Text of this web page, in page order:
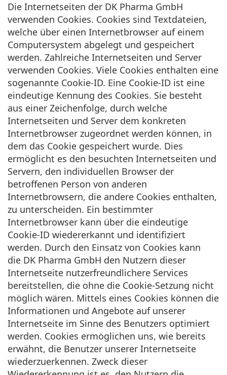
Die Internetseiten der DK Pharma GmbH
verwenden Cookies. Cookies sind Textdateien,
welche über einen Internetbrowser auf einem
Computersystem abgelegt und gespeichert
werden. Zahlreiche Internetseiten und Server
verwenden Cookies. Viele Cookies enthalten eine
sogenannte Cookie-ID. Eine Cookie-ID ist eine
eindeutige Kennung des Cookies. Sie besteht
aus einer Zeichenfolge, durch welche
Internetseiten und Server dem konkreten
Internetbrowser zugeordnet werden können, in
dem das Cookie gespeichert wurde. Dies
ermöglicht es den besuchten Internetseiten und
Servern, den individuellen Browser der
betroffenen Person von anderen
Internetbrowsern, die andere Cookies enthalten,
zu unterscheiden. Ein bestimmter
Internetbrowser kann über die eindeutige
Cookie-ID wiedererkannt und identifiziert
werden. Durch den Einsatz von Cookies kann
die DK Pharma GmbH den Nutzern dieser
Internetseite nutzerfreundlichere Services
bereitstellen, die ohne die Cookie-Setzung nicht
möglich wären. Mittels eines Cookies können die
Informationen und Angebote auf unserer
Internetseite im Sinne des Benutzers optimiert
werden. Cookies ermöglichen uns, wie bereits
erwähnt, die Benutzer unserer Internetseite
wiederzuerkennen. Zweck dieser